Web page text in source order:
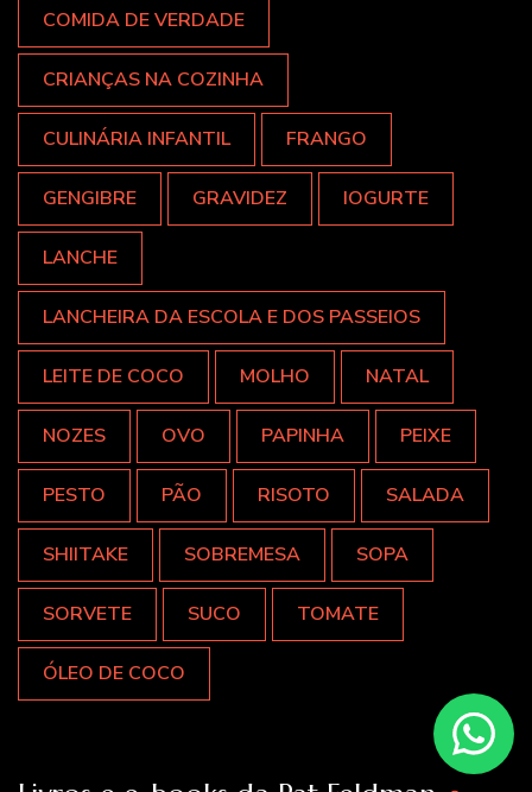
COMIDA DE VERDADE
CRIANÇAS NA COZINHA
CULINÁRIA INFANTIL FRANGO
GENGIBRE GRAVIDEZ IOGURTE
LANCHE
LANCHEIRA DA ESCOLA E DOS PASSEIOS
LEITE DE COCO MOLHO NATAL
NOZES OVO PAPINHA PEIXE
PESTO PÃO RISOTO SALADA
SHIITAKE SOBREMESA SOPA
SORVETE SUCO TOMATE
ÓLEO DE COCO